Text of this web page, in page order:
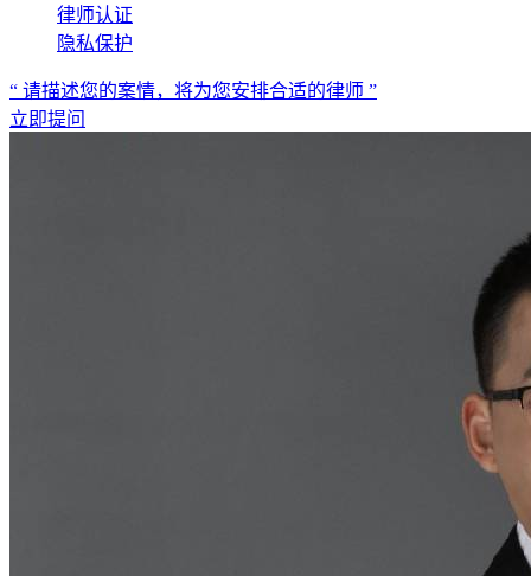
律师认证
隐私保护
“ 请描述您的案情，将为您安排合适的律师 ”
立即提问